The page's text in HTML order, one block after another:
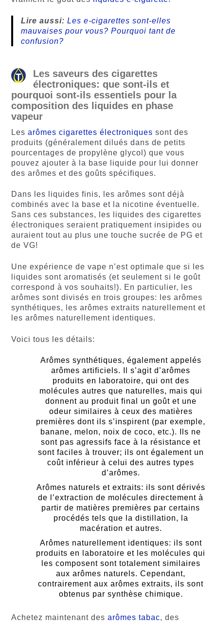
Lire aussi: Les e-cigarettes sont-elles
mauvaises pour vous? Pourquoi tant de
confusion?
Les saveurs des cigarettes
électroniques: que sont-ils et
pourquoi sont-ils essentiels pour la
composition des liquides en phase
vapeur
Les arômes cigarettes électroniques sont des
produits (généralement dilués dans de petits
pourcentages de propylène glycol) que vous
pouvez ajouter à la base liquide pour lui donner
des arômes et des goûts spécifiques.
Dans les liquides finis, les arômes sont déjà
combinés avec la base et la nicotine éventuelle.
Sans ces substances, les liquides des cigarettes
électroniques seraient pratiquement insipides ou
auraient tout au plus une touche sucrée de PG et
de VG!
Une expérience de vape n’est optimale que si les
liquides sont aromatisés (et seulement si le goût
correspond à vos souhaits!). En particulier, les
arômes sont divisés en trois groupes: les arômes
synthétiques, les arômes extraits naturellement et
les arômes naturellement identiques.
Voici tous les détails:
Arômes synthétiques, également appelés
arômes artificiels. Il s’agit d’arômes
produits en laboratoire, qui ont des
molécules autres que naturelles, mais qui
donnent au produit final un goût et une
odeur similaires à ceux des matières
premières dont ils s’inspirent (par exemple,
banane, melon, noix de coco, etc.). Ils ne
sont pas agressifs face à la résistance et
sont faciles à trouver; ils ont également un
coût inférieur à celui des autres types
d’arômes.
Arômes naturels et extraits: ils sont dérivés
de l’extraction de molécules directement à
partir de matières premières par certains
procédés tels que la distillation, la
macération et autres.
Arômes naturellement identiques: ils sont
produits en laboratoire et les molécules qui
les composent sont totalement similaires
aux arômes naturels. Cependant,
contrairement aux arômes extraits, ils sont
obtenus par synthèse chimique.
Achetez maintenant des arômes tabac, des